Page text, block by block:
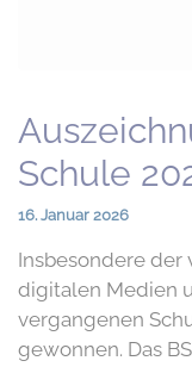
Schule
16. Januar 2026
Insbesondere
digitalen Medien
vergangenen
gewonnen. Das